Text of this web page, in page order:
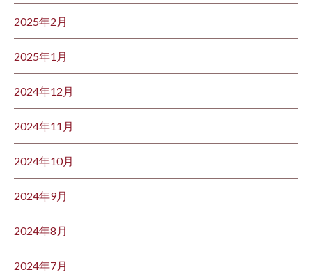
2025年2月
2025年1月
2024年12月
2024年11月
2024年10月
2024年9月
2024年8月
2024年7月